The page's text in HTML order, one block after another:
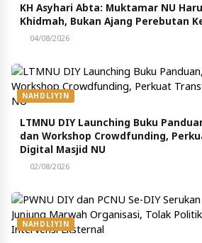
KH Asyhari Abta: Muktamar NU
Khidmah, Bukan Ajang Perebutan
04/08/2026
NAHDLIYIN
LTMNU DIY Launching Buku
dan Workshop Crowdfunding,
Digital Masjid NU
02/08/2026
NAHDLIYIN